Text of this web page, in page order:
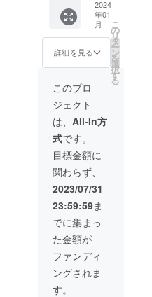
ラウド
ファン
ディン
グの進
捗報
店の出
店情
報、
『星の
王子さ
ま』や
サン=テ
グジュ
ペリに
関する
情報な
どを随
時メー
ルさせ
ていた
だきま
す
（メー
ラウド
ファン
ディン
捗報
告、移
店の出
店情
報、
『星の
王子さ
ま』や
サン=テ
グジュ
ペリに
関する
情報な
どを随
時メー
ルさせ
ていた
だきま
す
（メー
らイ
メージ
される
様の選
書のセ
楽しみ
にして
おりま
す。
小惑星
３２６
（うぬ
ぼれ屋
の
星）：
ファッ
ション
に関す
る本・
自己啓
発本 ま
た、ク
ラウド
様限定
のリ
ターン
す）。
一緒に
書店の
本棚を
作りま
しょ
（例）
あくま
で店主
による
選書で
す。小
惑星の
住人か
らイ
メージ
される
支援者
様の選
ま』に
出てく
る小惑
星を
テーマ
で、で
けその
テーマ
に合っ
た本を
ご用意
くださ
い（各
小惑星
棚につ
き１名
様限定
のリ
ターン
で
す）。
数料は
料）。
販売期
間は移
後（代
行販売
の本の
納品
後）お
およそ
１年で
す。た
だし、
各本棚
は、
『星の
王子さ
ま』に
出てく
る小惑
星を
テーマ
本】＋
【移動
型書店
での販
売権
（１箱
分）】
移動型
書店で
あなた
の本を
代行販
売しま
す（１
箱分：
20冊程
度。随
時補充
可能。
販売手
数料は
無
料）。
販売期
間は移
2024
年01
月
詳細を見る
こ
の
リ
タ
ー
ン
を
選
択
す
る
このプロ
ジェクト
は、 All-In方
式です。
目標金額に
関わらず、
2023/07/31
23:59:59ま
でに集まっ
た金額が
ファンディ
ングされま
す。